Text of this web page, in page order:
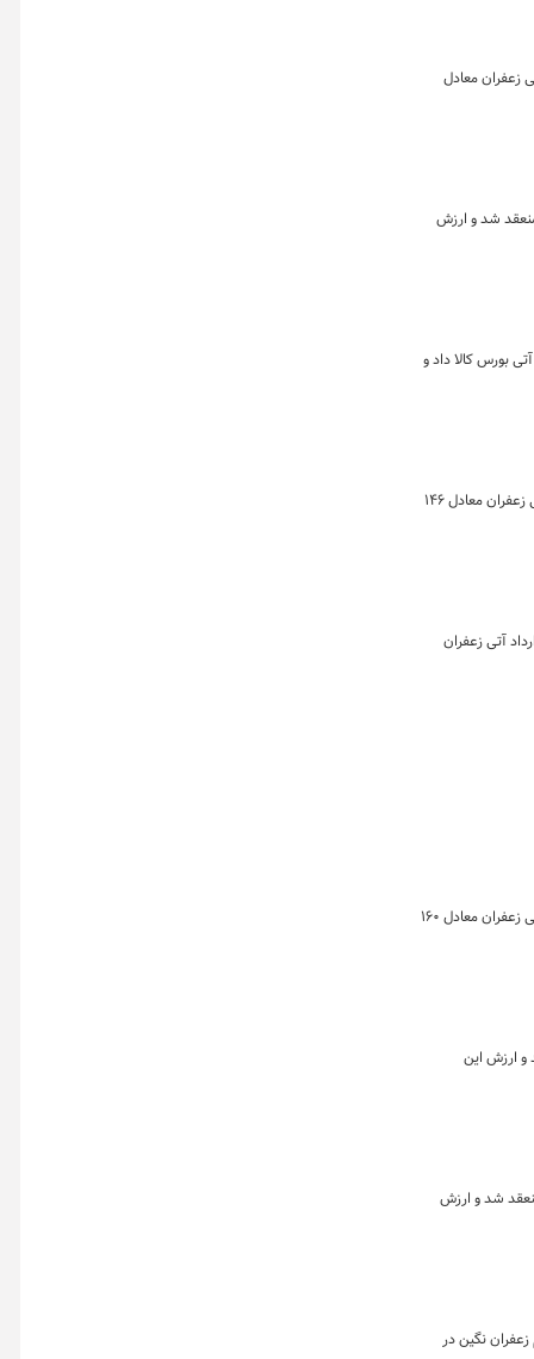
بازارهای گواهی، آتی و صندوق زعفران نشان می دهد که در این روز ۱،۹۸۷ قرارداد آتی زعفران معادل
ماه نشان می دهد که در هفته گذشته بیش از ۳۰ هزار قراردادآتی منعقد شد و ارزش
زعفران نگین به ارزش حدود ۱۲۹ میلیارد تومان در بازار آتی بورس کالا داد و
خلاصه معاملات بازار زعفران در روز ۱۶ اردیبهشت ماه ۱۴۰۴ به تفکیک بازارهای گواهی، آتی و صندوق زعفران نشان می دهد که در این روز ۱،۴۶۴ قرارداد آتی زعفران معادل ۱۴۶
در روز ۱۸ اردیبهشت ماه ۱۴۰۴ به تفکیک بازارهای گواهی، آتی و صندوق زعفران نشان می دهد که در این روز ۲ هزار و ۳۸۸ قرارداد آتی زعفران
خلاصه معاملات بازار زعفران در روز ۱۳ اردیبهشت ماه ۱۴۰۴ به تفکیک بازارهای گواهی، آتی و صندوق زعفران نشان می دهد که در این روز ۱،۵۹۷ قرارداد آتی زعفران معادل ۱۶۰
بیش از ۲۶ هزار قراردادآتی منعقد شد و ارزش این
نشان می دهد که در هفته گذشته بیش از ۴۲ هزار قراردادآتی منعقد شد و ارزش
تفکیک بازارهای گواهی، آتی و صندوق نشان می دهد که در این روز تقریبا معادل ۱۳۶ کیلوگرم زعفران نگین در